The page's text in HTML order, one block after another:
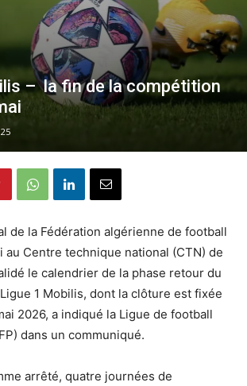
– la fin de la compétition
25
de la Fédération algérienne de football
au Centre technique national (CTN) de
le calendrier de la phase retour du
1 Mobilis, dont la clôture est fixée
2026, a indiqué la Ligue de football
dans un communiqué.
arrêté, quatre journées de